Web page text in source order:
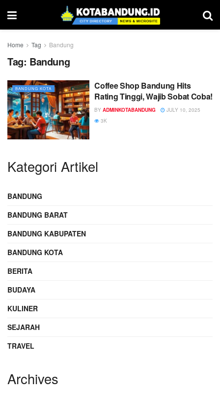
Home Tag Bandung
Tag: Bandung
BANDUNG KOTA
Coffee Shop Bandung Hits
Rating Tinggi, Wajib Sobat Coba!
BY ADMINKOTABANDUNG
JULY 10, 2025
3K
Kategori Artikel
BANDUNG
BANDUNG BARAT
BANDUNG KABUPATEN
BANDUNG KOTA
BERITA
BUDAYA
KULINER
SEJARAH
TRAVEL
Archives